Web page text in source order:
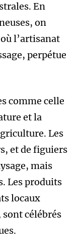
En
on
l’artisanat
perpétue
comme celle
et la
Les
et de figuiers
mais
Les produits
locaux
célébrés